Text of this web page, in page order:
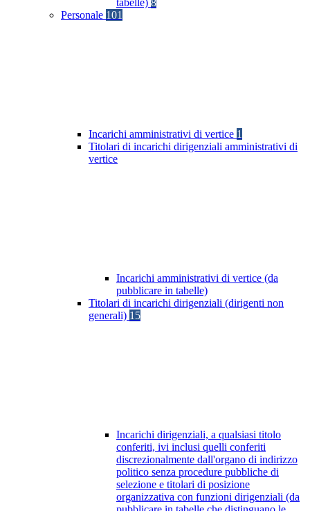
tabelle) 8
Personale 101
Incarichi amministrativi di vertice 1
Titolari di incarichi dirigenziali amministrativi di
vertice
Incarichi amministrativi di vertice (da
pubblicare in tabelle)
Titolari di incarichi dirigenziali (dirigenti non
generali) 15
Incarichi dirigenziali, a qualsiasi titolo
conferiti, ivi inclusi quelli conferiti
discrezionalmente dall'organo di indirizzo
politico senza procedure pubbliche di
selezione e titolari di posizione
organizzativa con funzioni dirigenziali (da